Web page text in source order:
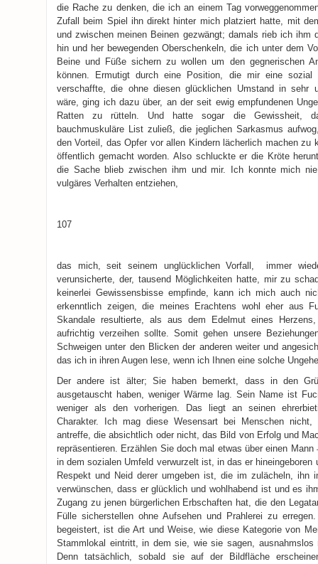
die Rache zu denken, die ich an einem Tag
Zufall beim Spiel ihn direkt hinter mich platziert hatte, mit
und zwischen meinen Beinen gezwängt; damals rieb ich ihm
hin und her bewegenden Oberschenkeln, die ich unter dem
Beine und Füße sichern zu wollen um den gegnerischen
können. Ermutigt durch eine Position, die mir eine sozial
verschaffte, die ohne diesen glücklichen Umstand in sehr
wäre, ging ich dazu über, an der seit ewig empfundenen
Ratten zu rütteln. Und hatte sogar die Gewissheit,
bauchmuskuläre List zuließ, die jeglichen Sarkasmus
den Vorteil, das Opfer vor allen Kindern lächerlich machen zu
öffentlich gemacht worden. Also schluckte er die Kröte
die Sache blieb zwischen ihm und mir. Ich konnte mich
vulgäres Verhalten entziehen,
107
das mich, seit seinem unglücklichen Vorfall, immer
verunsicherte, der, tausend Möglichkeiten hatte, mir zu
keinerlei Gewissensbisse empfinde, kann ich mich auch
erkenntlich zeigen, die meines Erachtens wohl eher aus
Skandale resultierte, als aus dem Edelmut eines
aufrichtig verzeihen sollte. Somit gehen unsere
Schweigen unter den Blicken der anderen weiter und
das ich in ihren Augen lese, wenn ich Ihnen eine solche
Der andere ist älter; Sie haben bemerkt, dass in den
ausgetauscht haben, weniger Wärme lag. Sein Name ist
weniger als den vorherigen. Das liegt an seinen
Charakter. Ich mag diese Wesensart bei Menschen
antreffe, die absichtlich oder nicht, das Bild von Erfolg und
repräsentieren. Erzählen Sie doch mal etwas über einen
in dem sozialen Umfeld verwurzelt ist, in das er hineingeboren
Respekt und Neid derer umgeben ist, die im zulächeln, ihn
verwünschen, dass er glücklich und wohlhabend ist und es
Zugang zu jenen bürgerlichen Erbschaften hat, die den
Fülle sicherstellen ohne Aufsehen und Prahlerei zu
begeistert, ist die Art und Weise, wie diese Kategorie von
Stammlokal eintritt, in dem sie, wie sie sagen, ausnahmslos
Denn tatsächlich, sobald sie auf der Bildfläche